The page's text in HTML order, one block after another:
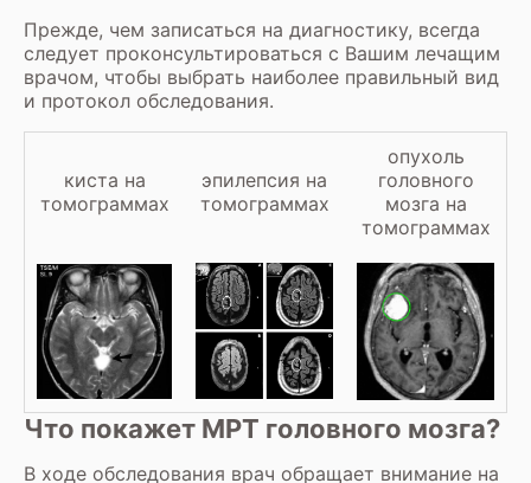
Прежде, чем записаться на диагностику, всегда
следует проконсультироваться с Вашим лечащим
врачом, чтобы выбрать наиболее правильный вид
и протокол обследования.
киста на
томограммах
эпилепсия на
томограммах
опухоль
головного
мозга на
томограммах
Что покажет МРТ головного мозга?
В ходе обследования врач обращает внимание на